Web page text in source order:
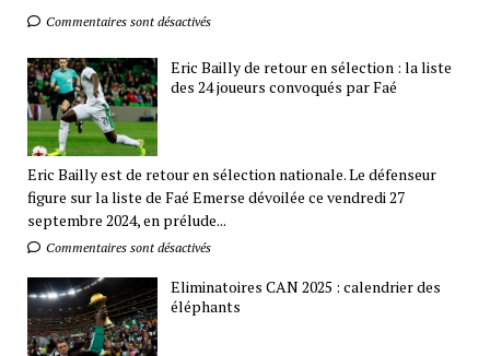
Commentaires sont désactivés
Eric Bailly de retour en sélection : la liste
des 24 joueurs convoqués par Faé
Eric Bailly est de retour en sélection nationale. Le défenseur
figure sur la liste de Faé Emerse dévoilée ce vendredi 27
septembre 2024, en prélude...
Commentaires sont désactivés
Eliminatoires CAN 2025 : calendrier des
éléphants